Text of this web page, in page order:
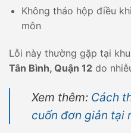
Không tháo hộp điều
môn
Lỗi này thường gặp tại
Tân Bình, Quận 12 do
Xem thêm: Cách
cuốn đơn giản tại